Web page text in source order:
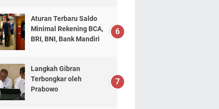
Aturan Terbaru Saldo
Minimal Rekening BCA,
BRI, BNI, Bank Mandiri
Langkah Gibran
Terbongkar oleh
Prabowo